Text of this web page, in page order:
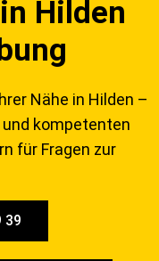
Hilden
Nähe in Hilden –
kompetenten
für Fragen zur
39